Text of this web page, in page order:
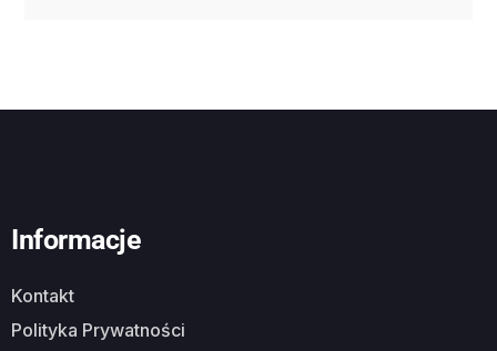
Informacje
Kontakt
Polityka Prywatności